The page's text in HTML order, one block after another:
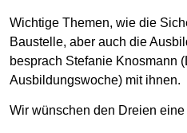
Wichtige Themen, wie die
Baustelle, aber auch die
besprach Stefanie Knosmann
Ausbildungswoche) mit ihnen.
Wir wünschen den Dreien